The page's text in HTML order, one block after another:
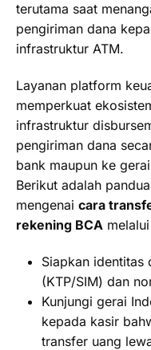
terutama saat
pengiriman dana
infrastruktur ATM.
Layanan platform
memperkuat
infrastruktur
pengiriman dana
bank maupun ke
Berikut adalah
mengenai cara
rekening BCA
Siapkan identitas
(KTP/SIM) dan
Kunjungi gerai
kepada kasir
transfer uang